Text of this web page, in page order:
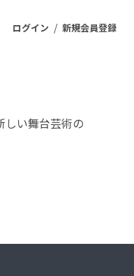
ログイン / 新規会員登録
しい舞台芸術の